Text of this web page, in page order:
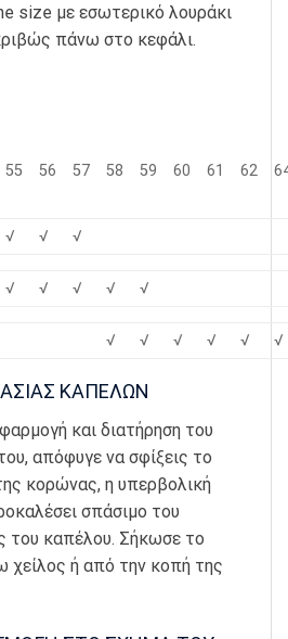
size με εσωτερικό λουράκι
πάνω στο κεφάλι.
55 56 57 58 59 60 61 62
√ √ √
√ √ √ √ √
√ √ √ √ √ √
ΚΑΠΕΛΩΝ
και διατήρηση του
απόφυγε να σφίξεις το
κορώνας, η υπερβολική
σπάσιμο του
του καπέλου. Σήκωσε το
ή από την κοπή της